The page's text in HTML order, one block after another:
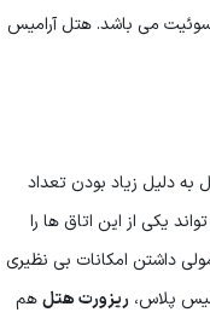
بالغ بر ۱۴ طبقه به صورت ۹ طبقه مثبت و ۳ طبقه زیر پارکینگ و ۱۷۱ اتاق و سوئیت می باشد. هتل آرامیس
دلیل زیاد بودن تعداد
یکی از این اتاق ها را
داشتن امکانات بی نظیری
پلاس، ریزورت هتلهم